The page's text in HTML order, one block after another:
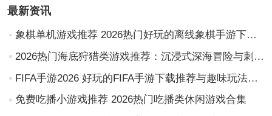
最新资讯
象棋单机游戏推荐 2026热门好玩的离线象棋手游下载榜单
2026热门海底狩猎类游戏推荐：沉浸式深海冒险与刺激捕猎体验合集
FIFA手游2026 好玩的FIFA手游下载推荐与趣味玩法合集
免费吃播小游戏推荐 2026热门吃播类休闲游戏合集